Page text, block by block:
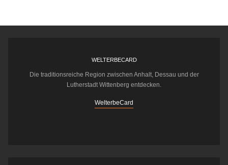
WELTERBECARD
Die traditionsreiche Region zwischen Anhalt, Dessau und der
Lutherstadt Wittenberg entdecken.
WelterbeCard